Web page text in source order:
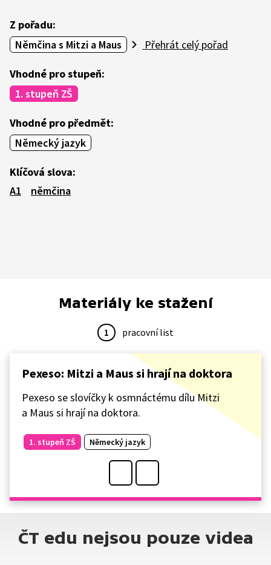
Z pořadu:
Němčina s Mitzi a Maus
Přehrát celý pořad
Vhodné pro stupeň:
1. stupeň ZŠ
Vhodné pro předmět:
Německý jazyk
Klíčová slova:
A1
němčina
Materiály ke stažení
1 pracovní list
Pexeso: Mitzi a Maus si hrají na doktora
Pexeso se slovíčky k osmnáctému dílu Mitzi
a Maus si hrají na doktora.
1. stupeň ZŠ Německý jazyk
ČT edu nejsou pouze videa